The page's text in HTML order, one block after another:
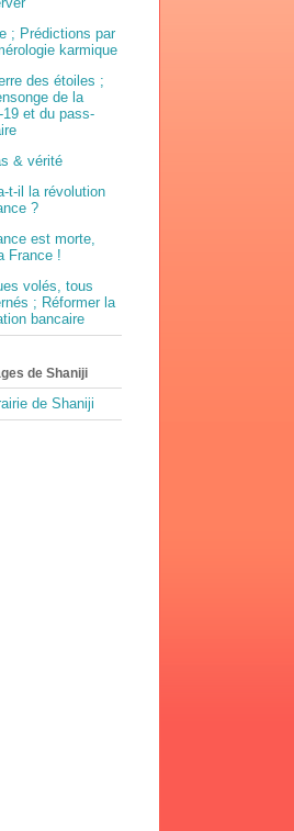
; Prédictions par
karmique
des étoiles ;
de la
19 et du pass-
& vérité
t-il la révolution
?
est morte,
France !
volés, tous
; Réformer la
bancaire
de Shaniji
de Shaniji